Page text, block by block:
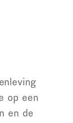
op een
en de